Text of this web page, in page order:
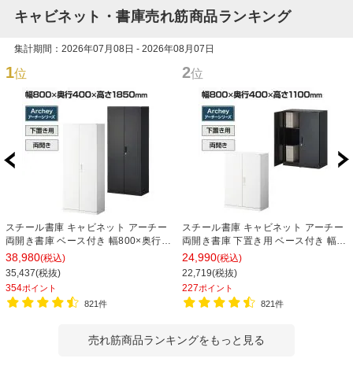
キャビネット・書庫売れ筋商品ランキング
集計期間：2026年07月08日 - 2026年08月07日
1位
スチール書庫 キャビネット アーチー
両開き書庫 ベース付き 幅800×奥行
400×高さ1850mm
38,980(税込)
35,437(税抜)
354ポイント
821件
2位
スチール書庫 キャビネット アーチー
両開き書庫 下置き用 ベース付き 幅
800×奥行400×高さ1100mm
24,990(税込)
22,719(税抜)
227ポイント
821件
売れ筋商品ランキングをもっと見る